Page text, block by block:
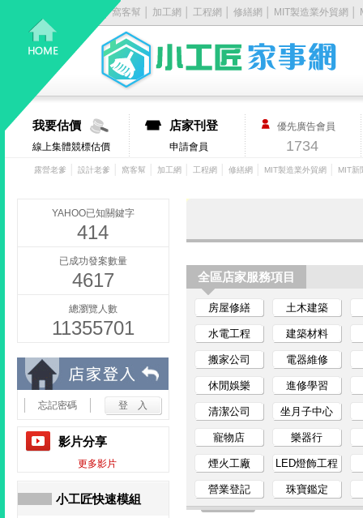
居
家
大
小
事，
找
它
有
丿
步-
小
匠
家
│窩客幫 加工網 工程網 修繕網 MIT製造業外貿網
我要估價
線上集體競標估價
店家刊登
申請會員
優先廣告會員
1734
露營老爹 設計老爹 窩客幫 加工網│ 工程網│ 修繕網│ MIT製造業外貿網│ MIT新
YAHOO已知關鍵字
414
已成功發案數量
4617
總瀏覽人數
11355701
忘記密碼
影片分享
更多影片
小工匠快速模組
全區店家服務項目
房屋修繕 土木建築
水電工程 建築材料
搬家公司 電器維修
休閒娛樂 進修學習
清潔公司 坐月子中心
寵物店 樂器行
煙火工廠 LED燈飾工程
營業登記 珠寶鑑定